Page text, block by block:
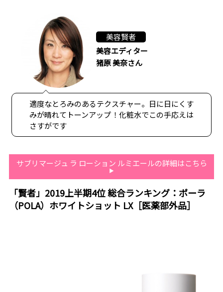
美容賢者
美容エディター
猪原 美奈さん
適度なとろみのあるテクスチャー。日に日にくす
みが晴れてトーンアップ！化粧水でこの手応えは
さすがです
サブリマージュ ラ ローション ルミエールの詳細はこちら
「賢者」2019上半期4位 総合ランキング：ポーラ
（POLA）ホワイトショット LX［医薬部外品］